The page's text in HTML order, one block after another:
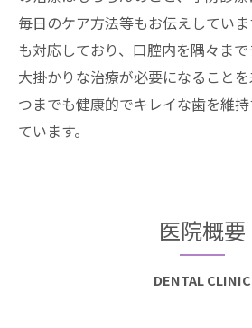
毎日のケア方法等もお伝えしてい
も対応しており、口腔内を隅々ま
大掛かりな治療が必要になること
つまでも健康的でキレイな歯を維
ています。
医院概要
DENTAL CLINIC